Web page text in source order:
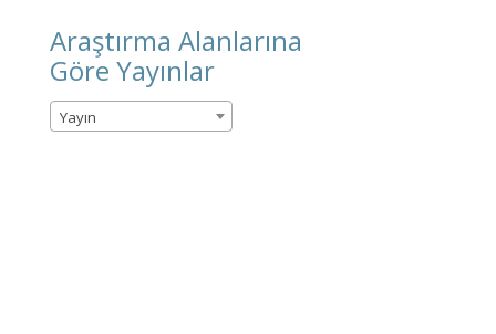
Araştırma Alanlarına
Göre Yayınlar
Yayın